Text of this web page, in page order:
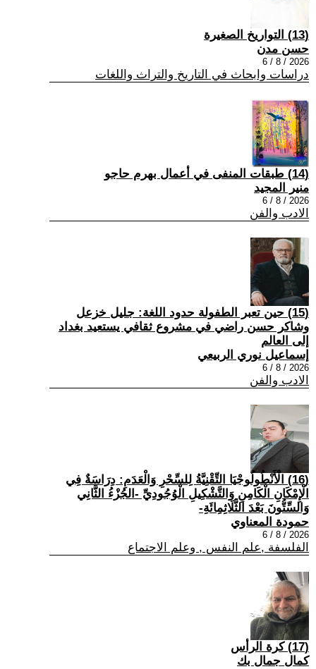
(13) التواريخ الصغيرة
حسن مدن
2026 / 8 / 6
دراسات وابحاث في التاريخ والتراث واللغات
(14) طبقات المنفى في أعمال بهرم حاجو
منير المجيد
2026 / 8 / 6
الادب والفن
(15) حين تعبر الطفولة حدود اللغة: جليل خزعل
وشاكر حسن راضي في مشروع ثقافي يستعيد بغداد
إلى العالم
إسماعيل نوري الربيعي
2026 / 8 / 6
الادب والفن
(16) الْأَنْطُولُوجْيَا التِّقْنِيَّةُ لِلسِّحْرِ وَالْعَدَمِ: دِرَاسَةٌ فِي
الْإِمْكَانِ الْكَامِنِ وَالتَّشْكِيلِ الْوُجُودِيِّ -الجُزْءُ الثَّانِي
وَالسِّتُّونَ بَعْدَ الثَّلَاثِمِائَةِ-
حمودة المعناوي
2026 / 8 / 6
الفلسفة ,علم النفس , وعلم الاجتماع
(17) كرة الرأس
كمال جمال بك